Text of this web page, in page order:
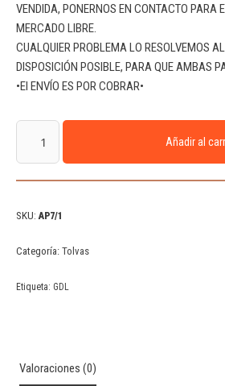
VENDIDA, PONERNOS EN CONTACTO PARA
MERCADO LIBRE.
CUALQUIER PROBLEMA LO RESOLVEMOS
DISPOSICIÓN POSIBLE, PARA QUE AMBAS
•El ENVÍO ES POR COBRAR•
Añadir al
SKU: AP7/1
Categoría: Tolvas
Etiqueta: GDL
Valoraciones (0)